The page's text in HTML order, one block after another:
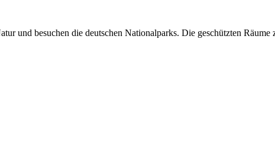
und besuchen die deutschen Nationalparks. Die geschützten